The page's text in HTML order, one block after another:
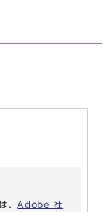
、Adobe 社